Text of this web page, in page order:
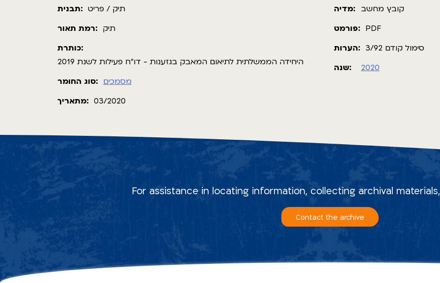
תבנית: תיק / פריט
רמת תאור: תיק
כותרת:
היחידה הממשלתית לתיאום המאבק בגזענות - דו"ח פעילות לשנת 2019
סוג החומר: מסמכים
מתאריך: 03/2020
מדיה: קובץ מחשב
פורמט: PDF
הערות:
סימול קודם 3/92
שנה:
2020
For assistance in locating information, collecting archival
Contact the archive